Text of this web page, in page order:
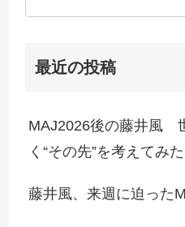
最近の投稿
MAJ2026後の藤井風
く“その先”を考えてみた
藤井風、来週に迫った